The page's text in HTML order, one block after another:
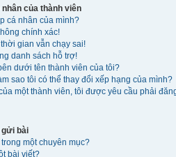
của thành viên
cá nhân của mình?
chính xác!
gian vẫn chạy sai!
danh sách hỗ trợ!
dưới tên thành viên của tôi?
sao tôi có thể thay đổi xếp hạng của mình?
một thành viên, tôi được yêu cầu phải
gửi bài
một chuyên mục?
bài viết?